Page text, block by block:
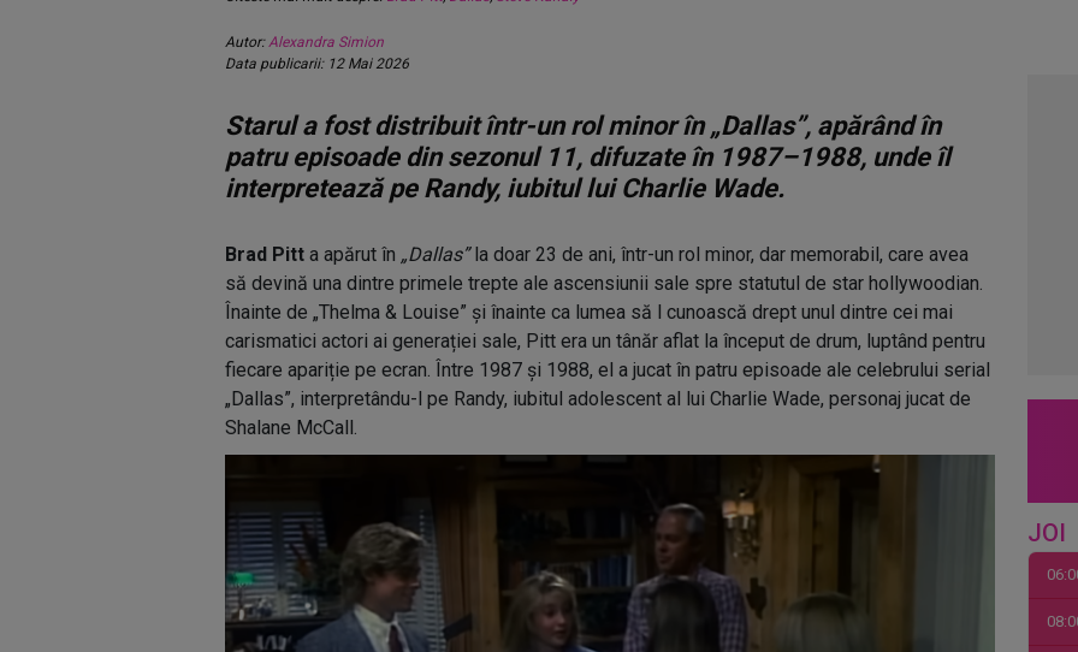
Autor:Alexandra Simion
Data publicarii: 12 Mai 2026
Starul a fost distribuit într-un rol minor în „Dallas”, apărând în
patru episoade din sezonul 11, difuzate în 1987–1988, unde îl
interpretează pe Randy, iubitul lui Charlie Wade.
Brad Pitt a apărut în „Dallas”la doar 23 de ani, într-un rol minor, dar memorabil, care avea
să devină una dintre primele trepte ale ascensiunii sale spre statutul de star hollywoodian.
Înainte de „Thelma & Louise” și înainte ca lumea să l cunoască drept unul dintre cei mai
carismatici actori ai generației sale, Pitt era un tânăr aflat la început de drum, luptând pentru
fiecare apariție pe ecran. Între 1987 și 1988, el a jucat în patru episoade ale celebrului serial
„Dallas”, interpretându-l pe Randy, iubitul adolescent al lui Charlie Wade, personaj jucat de
Shalane McCall.
JOI